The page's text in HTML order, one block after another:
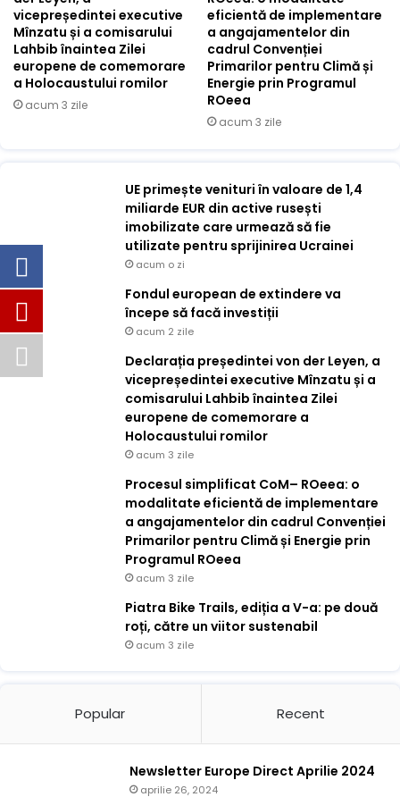
vicepreședintei executive
Mînzatu și a comisarului
Lahbib înaintea Zilei
europene de comemorare
a Holocaustului romilor
acum 3 zile
eficientă de implementare
a angajamentelor din
cadrul Convenției
Primarilor pentru Climă și
Energie prin Programul
ROeea
acum 3 zile
UE primește venituri în valoare de 1,4
miliarde EUR din active rusești
imobilizate care urmează să fie
utilizate pentru sprijinirea Ucrainei
acum o zi
Fondul european de extindere va
începe să facă investiții
acum 2 zile
Declarația președintei von der Leyen, a
vicepreședintei executive Mînzatu și a
comisarului Lahbib înaintea Zilei
europene de comemorare a
Holocaustului romilor
acum 3 zile
Procesul simplificat CoM– ROeea: o
modalitate eficientă de implementare
a angajamentelor din cadrul Convenției
Primarilor pentru Climă și Energie prin
Programul ROeea
acum 3 zile
Piatra Bike Trails, ediția a V-a: pe două
roți, către un viitor sustenabil
acum 3 zile
Popular Recent
Newsletter Europe Direct Aprilie 2024
aprilie 26, 2024